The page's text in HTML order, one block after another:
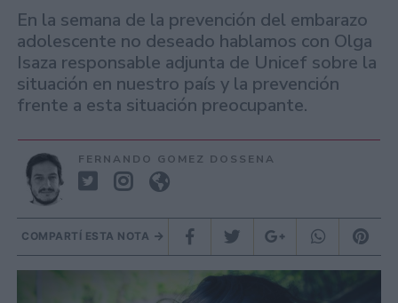
En la semana de la prevención del embarazo
adolescente no deseado hablamos con Olga
Isaza responsable adjunta de Unicef sobre la
situación en nuestro país y la prevención
frente a esta situación preocupante.
FERNANDO GOMEZ DOSSENA
COMPARTÍ ESTA NOTA